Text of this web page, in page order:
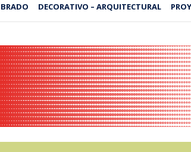
DECORATIVO – ARQUITECTURAL